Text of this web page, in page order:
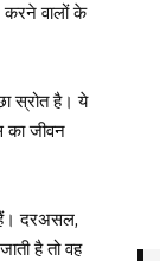
वालों के
स्रोत है। ये
का जीवन
दरअसल,
है तो वह